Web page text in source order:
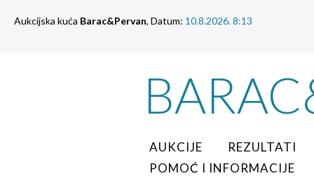
Aukcijska kuća Barac&Pervan, Datum: 10.8.2026. 8:13
AUKCIJE
REZULTATI
POMOĆ I INFORMACIJE